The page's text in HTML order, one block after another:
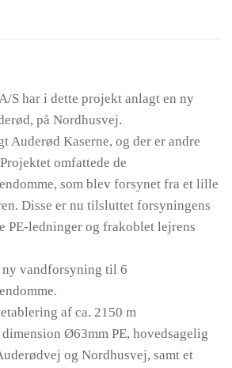
S har i dette projekt anlagt en ny
på Nordhusvej.
Auderød Kaserne, og der er andre
omfattede de
som blev forsynet fra et lille
Disse er nu tilsluttet forsyningens
PE-ledninger og frakoblet lejrens
vandforsyning til 6
af ca. 2150 m
Ø63mm PE, hovedsagelig
og Nordhusvej, samt et